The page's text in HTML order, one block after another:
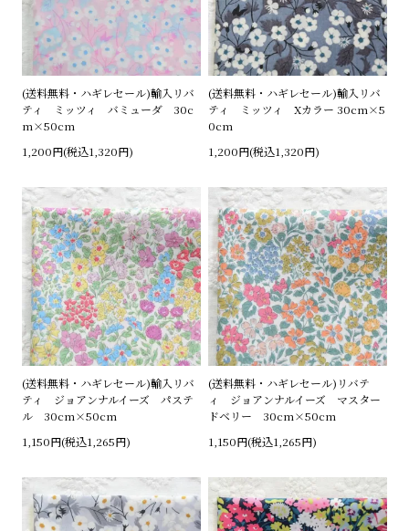
(送料無料・ハギレセール)輸入リバ
ティ ミッツィ バミューダ 30c
m×50cm
1,200円(税込1,320円)
(送料無料・ハギレセール)輸入リバ
ティ ミッツィ Xカラー 30cm×5
0cm
1,200円(税込1,320円)
(送料無料・ハギレセール)輸入リバ
ティ ジョアンナルイーズ パステ
ル 30cm×50cm
1,150円(税込1,265円)
(送料無料・ハギレセール)リバテ
ィ ジョアンナルイーズ マスター
ドベリー 30cm×50cm
1,150円(税込1,265円)